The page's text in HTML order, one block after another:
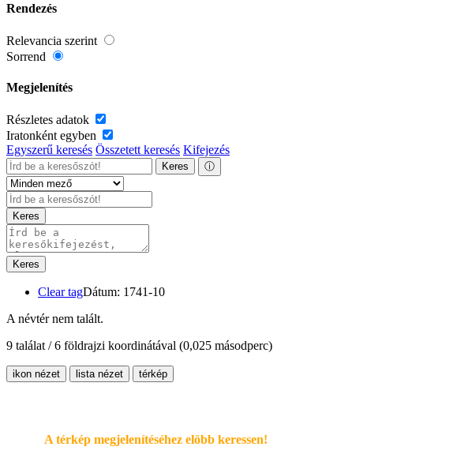
Rendezés
Relevancia szerint
Sorrend
Megjelenítés
Részletes adatok
Iratonként egyben
Egyszerű keresés Összetett keresés Kifejezés
Keres ⓘ
Keres
Keres
Clear tagDátum: 1741-10
A névtér nem talált.
9 találat / 6 földrajzi koordinátával (0,025 másodperc)
ikon nézet lista nézet térkép
A térkép megjelenítéséhez elöbb keressen!